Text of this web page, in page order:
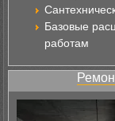
Базовые
работам